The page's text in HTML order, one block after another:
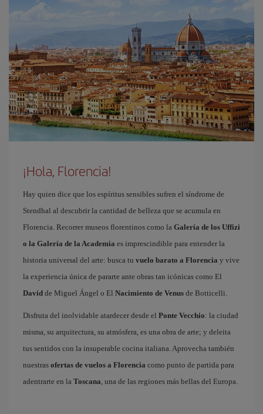
¡Hola, Florencia!
Hay quien dice que los espíritus sensibles sufren el síndrome de
Stendhal al descubrir la cantidad de belleza que se acumula en
Florencia. Recorrer museos florentinos como la Galería de los Uffizi
o la Galería de la Academia es imprescindible para entender la
historia universal del arte: busca tu vuelo barato a Florencia y vive
la experiencia única de pararte ante obras tan icónicas como El
David de Miguel Ángel o El Nacimiento de Venus de Botticelli.
Disfruta del inolvidable atardecer desde el Ponte Vecchio: la ciudad
misma, su arquitectura, su atmósfera, es una obra de arte; y deleita
tus sentidos con la insuperable cocina italiana. Aprovecha también
nuestras ofertas de vuelos a Florencia como punto de partida para
adentrarte en la Toscana, una de las regiones más bellas del Europa.